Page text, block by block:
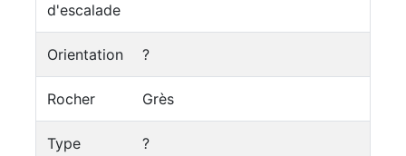
d'escalade
Orientation ?
Rocher Grès
Type
?